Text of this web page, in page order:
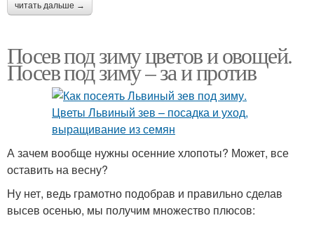
читать дальше →
Посев под зиму цветов и овощей.
Посев под зиму – за и против
А зачем вообще нужны осенние хлопоты? Может, все
оставить на весну?
Ну нет, ведь грамотно подобрав и правильно сделав
высев осенью, мы получим множество плюсов: